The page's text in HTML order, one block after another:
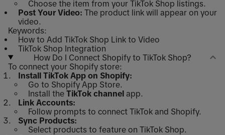
Choose the item from your TikTok Shop listings.
Post Your Video: The product link will appear on your
video.
Keywords:
How to Add TikTok Shop Link to Video
TikTok Shop Integration
How Do I Connect Shopify to TikTok Shop?
To connect your Shopify store:
Install TikTok App on Shopify:
Go to Shopify App Store.
Install the TikTok channel app.
Link Accounts:
Follow prompts to connect TikTok and Shopify.
Sync Products:
Select products to feature on TikTok Shop.